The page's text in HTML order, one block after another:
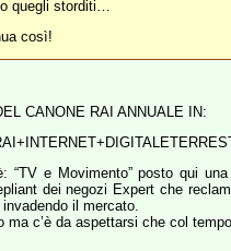
quegli storditi…
così!
CANONE RAI ANNUALE IN:
“TV e Movimento” posto qui
dei negozi Expert che
il mercato.
ma c’è da aspettarsi che col